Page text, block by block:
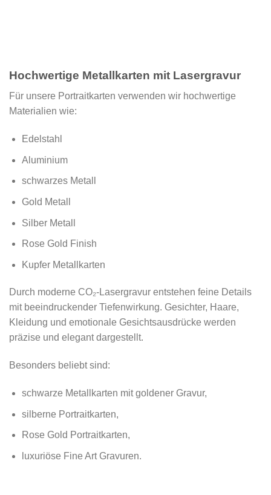
Hochwertige Metallkarten mit Lasergravur
Für unsere Portraitkarten verwenden wir hochwertige
Materialien wie:
Edelstahl
Aluminium
schwarzes Metall
Gold Metall
Silber Metall
Rose Gold Finish
Kupfer Metallkarten
Durch moderne CO₂-Lasergravur entstehen feine Details
mit beeindruckender Tiefenwirkung. Gesichter, Haare,
Kleidung und emotionale Gesichtsausdrücke werden
präzise und elegant dargestellt.
Besonders beliebt sind:
schwarze Metallkarten mit goldener Gravur,
silberne Portraitkarten,
Rose Gold Portraitkarten,
luxuriöse Fine Art Gravuren.